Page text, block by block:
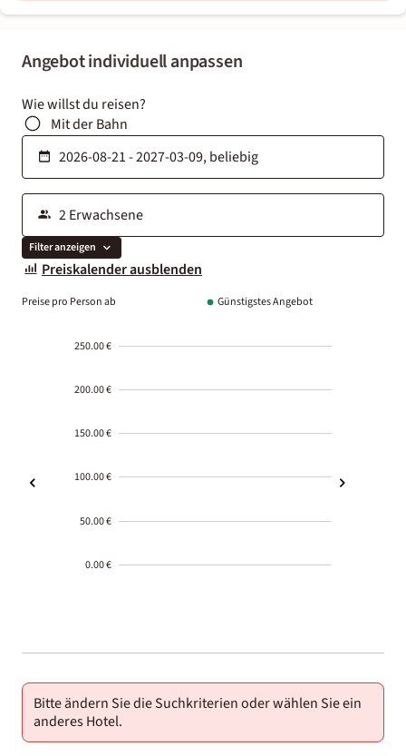
Angebot individuell anpassen
Wie willst du reisen?
Mit der Bahn
Filter anzeigen
Preiskalender ausblenden
Preise pro Person ab Günstigstes Angebot
250.00 €
200.00 €
150.00 €
100.00 €
50.00 €
0.00 €
01-02
Bitte ändern Sie die Suchkriterien oder wählen Sie ein
anderes Hotel.